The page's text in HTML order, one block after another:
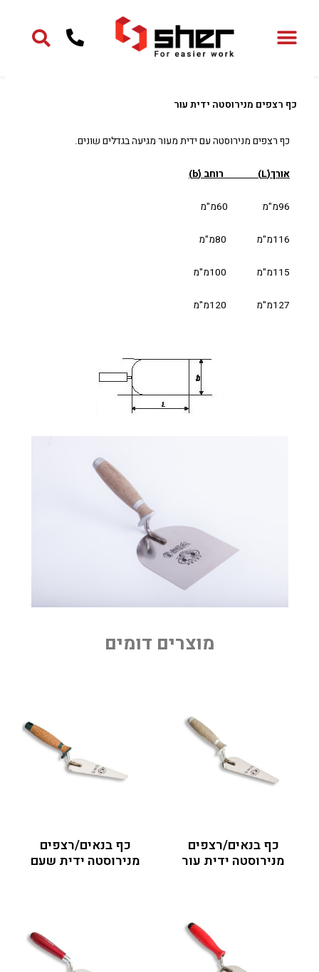
כף רצפים מנירוסטה ידית עור
כף רצפים מנירוסטה עם ידית מעור מגיעה בגדלים שונים.
אורך(Lׂׂ) רוחב (bׂׂׂ)
96מ"מ 60מ"מ
116מ"מ 80מ"מ
115מ"מ 100מ"מ
127מ"מ 120מ"מ
מוצרים דומים
כף בנאים/רצפים
מנירוסטה ידית עור
כף בנאים/רצפים
מנירוסטה ידית שעם